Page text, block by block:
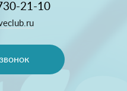
21-10